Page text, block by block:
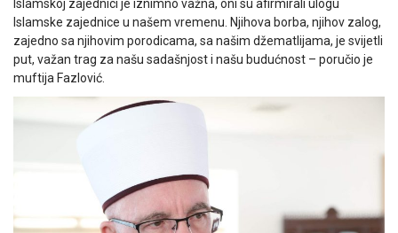
Islamskoj zajednici je iznimno važna, oni su afirmirali ulogu
Islamske zajednice u našem vremenu. Njihova borba, njihov zalog,
zajedno sa njihovim porodicama, sa našim džematlijama, je svijetli
put, važan trag za našu sadašnjost i našu budućnost – poručio je
muftija Fazlović.